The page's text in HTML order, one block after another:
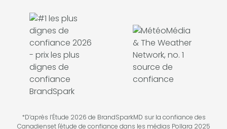
*D’après l’Étude 2026 de BrandSparkMD sur la confiance des
Canadienset l'étude de confiance dans les médias Pollara 2025